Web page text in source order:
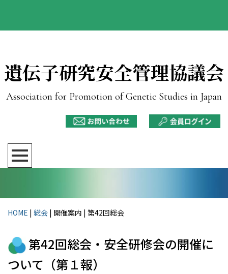
遺伝子研究安全管理協議会
Association for Promotion of Genetic Studies in Japan
HOME | 総会 | 開催案内 | 第42回総会
第42回総会・安全研修会の開催に
ついて（第１報）